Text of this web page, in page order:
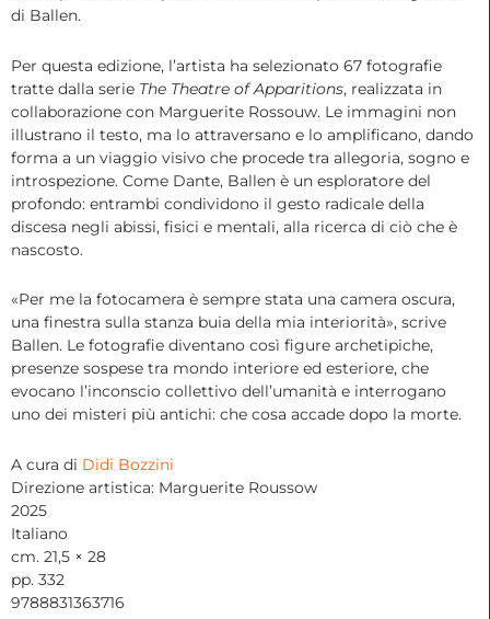
di Ballen.
Per questa edizione, l’artista ha selezionato 67 fotografie
tratte dalla serie The Theatre of Apparitions, realizzata in
collaborazione con Marguerite Rossouw. Le immagini non
illustrano il testo, ma lo attraversano e lo amplificano, dando
forma a un viaggio visivo che procede tra allegoria, sogno e
introspezione. Come Dante, Ballen è un esploratore del
profondo: entrambi condividono il gesto radicale della
discesa negli abissi, fisici e mentali, alla ricerca di ciò che è
nascosto.
«Per me la fotocamera è sempre stata una camera oscura,
una finestra sulla stanza buia della mia interiorità», scrive
Ballen. Le fotografie diventano così figure archetipiche,
presenze sospese tra mondo interiore ed esteriore, che
evocano l’inconscio collettivo dell’umanità e interrogano
uno dei misteri più antichi: che cosa accade dopo la morte.
A cura di Didi Bozzini
Direzione artistica: Marguerite Roussow
2025
Italiano
cm. 21,5 × 28
pp. 332
9788831363716